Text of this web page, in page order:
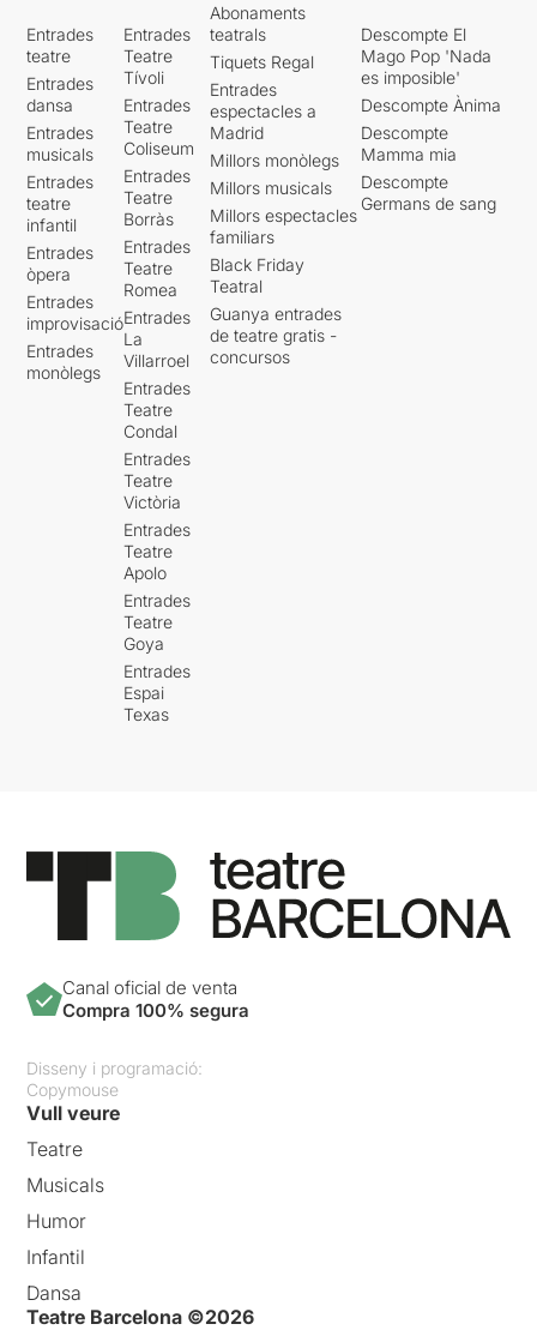
Entrades
teatre
Entrades
dansa
Entrades
musicals
Entrades
teatre
infantil
Entrades
òpera
Entrades
improvisació
Entrades
monòlegs
Entrades
Teatre
Tívoli
Entrades
Teatre
Coliseum
Entrades
Teatre
Borràs
Entrades
Teatre
Romea
Entrades
La
Villarroel
Entrades
Teatre
Condal
Entrades
Teatre
Victòria
Entrades
Teatre
Apolo
Entrades
Teatre
Goya
Entrades
Espai
Texas
Abonaments
teatrals
Tiquets Regal
Entrades
espectacles a
Madrid
Millors monòlegs
Millors musicals
Millors espectacles
familiars
Black Friday
Teatral
Guanya entrades
de teatre gratis -
concursos
Descompte El
Mago Pop 'Nada
es imposible'
Descompte Ànima
Descompte
Mamma mia
Descompte
Germans de sang
Canal oficial de venta
Compra 100% segura
Disseny i programació:
Copymouse
Vull veure
Teatre
Musicals
Humor
Infantil
Dansa
Teatre Barcelona ©2026